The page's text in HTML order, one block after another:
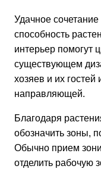
Удачное сочетание
способность
интерьер помогут
существующем
хозяев и их гостей
направляющей.
Благодаря
обозначить зоны,
Обычно прием
отделить рабочую